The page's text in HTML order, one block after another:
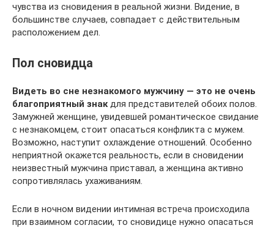
чувства из сновидения в реальной жизни. Видение, в
большинстве случаев, совпадает с действительным
расположением дел.
Пол сновидца
Видеть во сне незнакомого мужчину — это не очень
благоприятный знакдля представителей обоих полов.
Замужней женщине, увидевшей романтическое свидание
с незнакомцем, стоит опасаться конфликта с мужем.
Возможно, наступит охлаждение отношений. Особенно
неприятной окажется реальность, если в сновидении
неизвестный мужчина приставал, а женщина активно
сопротивлялась ухаживаниям.
Если в ночном видении интимная встреча происходила
при взаимном согласии, то сновидице нужно опасаться